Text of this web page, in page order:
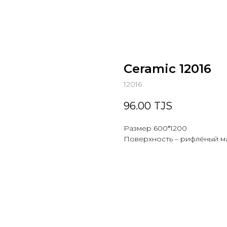
Ceramic 12016
12016
96.00 TJS
Размер 600*1200
Поверхность – рифлёный